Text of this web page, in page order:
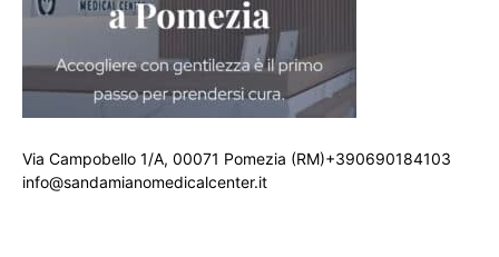
Via Campobello 1/A, 00071 Pomezia (RM)+390690184103
info@sandamianomedicalcenter.it